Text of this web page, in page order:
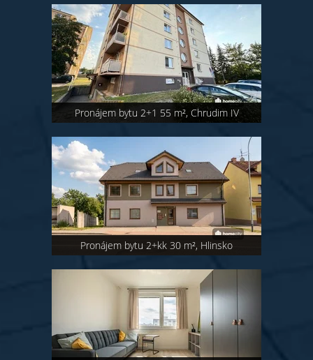
Pronájem bytu 2+1 55 m², Chrudim IV
Pronájem bytu 2+kk 30 m², Hlinsko